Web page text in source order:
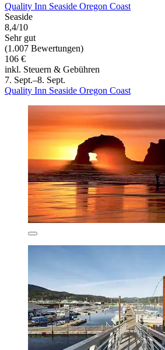
Quality Inn Seaside Oregon Coast
Seaside
8,4/10
Sehr gut
(1.007 Bewertungen)
106 €
inkl. Steuern & Gebühren
7. Sept.–8. Sept.
Quality Inn Seaside Oregon Coast